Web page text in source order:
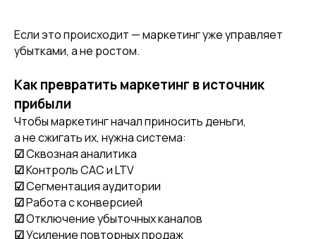
Если это происходит — маркетинг уже управляет
убытками, а не ростом.
Как превратить маркетинг в источник
прибыли
Чтобы маркетинг начал приносить деньги,
а не сжигать их, нужна система:
☑Сквозная аналитика
☑Контроль CAC и LTV
☑Сегментация аудитории
☑Работа с конверсией
☑Отключение убыточных каналов
☑Усиление повторных продаж